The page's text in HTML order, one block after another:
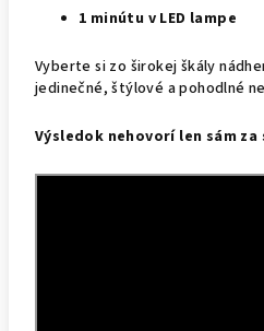
1 minútu v LED lampe
Vyberte si zo širokej škály
jedinečné, štýlové a pohodlné
Výsledok nehovorí len sám za